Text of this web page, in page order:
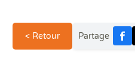
< Retour Partage